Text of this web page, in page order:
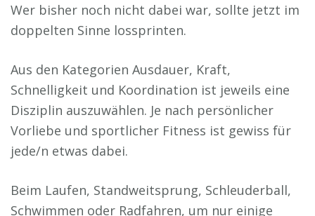
Wer bisher noch nicht dabei war, sollte jetzt im
doppelten Sinne lossprinten.
Aus den Kategorien Ausdauer, Kraft,
Schnelligkeit und Koordination ist jeweils eine
Disziplin auszuwählen. Je nach persönlicher
Vorliebe und sportlicher Fitness ist gewiss für
jede/n etwas dabei.
Beim Laufen, Standweitsprung, Schleuderball,
Schwimmen oder Radfahren, um nur einige